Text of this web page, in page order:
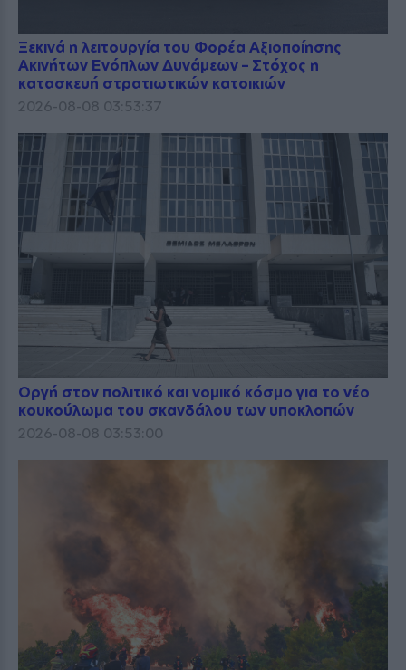
Ξεκινά η λειτουργία του Φορέα Αξιοποίησης
Ακινήτων Ενόπλων Δυνάμεων – Στόχος η
κατασκευή στρατιωτικών κατοικιών
2026-08-08 03:53:37
Οργή στον πολιτικό και νομικό κόσμο για το νέο
κουκούλωμα του σκανδάλου των υποκλοπών
2026-08-08 03:53:00